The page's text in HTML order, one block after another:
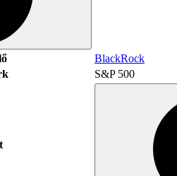
BlackRock
S&P 500